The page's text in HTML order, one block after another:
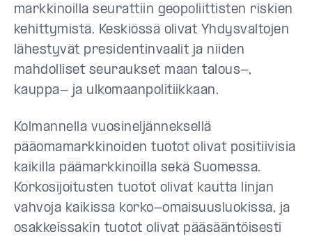
markkinoilla seurattiin geopoliittisten riskien
kehittymistä. Keskiössä olivat Yhdysvaltojen
lähestyvät presidentinvaalit ja niiden
mahdolliset seuraukset maan talous-,
kauppa- ja ulkomaanpolitiikkaan.
Kolmannella vuosineljänneksellä
pääomamarkkinoiden tuotot olivat positiivisia
kaikilla päämarkkinoilla sekä Suomessa.
Korkosijoitusten tuotot olivat kautta linjan
vahvoja kaikissa korko-omaisuusluokissa, ja
osakkeissakin tuotot olivat pääsääntöisesti